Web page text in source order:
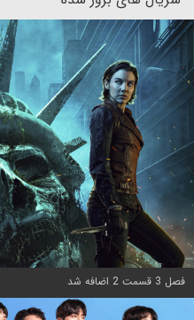
فصل 3 قسمت 2 اضافه شد